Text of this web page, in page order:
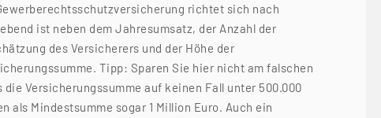
richtet sich nach
ist neben dem Jahresumsatz, der Anzahl der
des Versicherers und der Höhe der
Tipp: Sparen Sie hier nicht am falschen
die Versicherungssumme auf keinen Fall unter 500.000
als Mindestsumme sogar 1 Million Euro. Auch ein